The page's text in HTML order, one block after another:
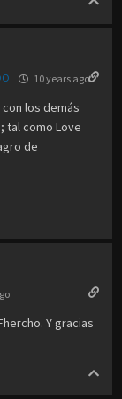
10 years ago
los demás
tal como Love
de
Y gracias